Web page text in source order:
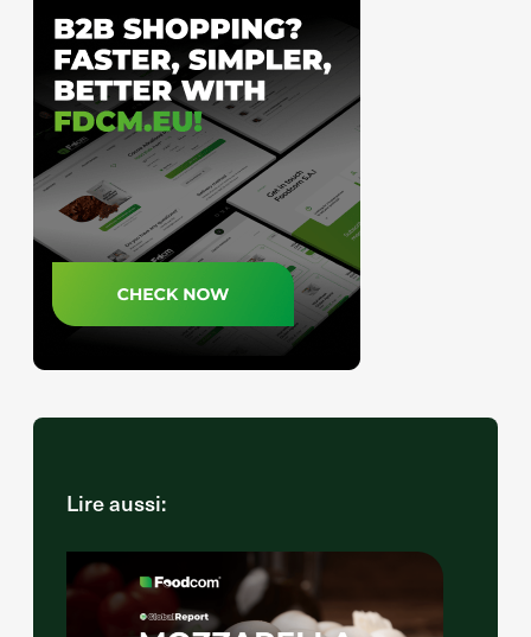
Lire aussi: